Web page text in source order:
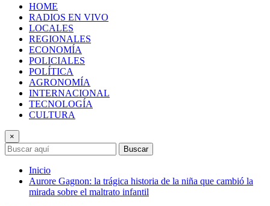
HOME
RADIOS EN VIVO
LOCALES
REGIONALES
ECONOMÍA
POLICIALES
POLÍTICA
AGRONOMÍA
INTERNACIONAL
TECNOLOGÍA
CULTURA
×
Buscar
Inicio
Aurore Gagnon: la trágica historia de la niña que cambió la
mirada sobre el maltrato infantil